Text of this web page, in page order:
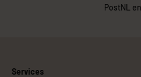
PostNL
Services